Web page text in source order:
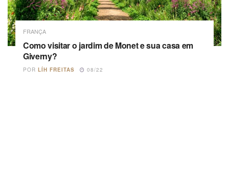
FRANÇA
Como visitar o jardim de Monet e sua casa em
Giverny?
POR LÍH FREITAS 08/22